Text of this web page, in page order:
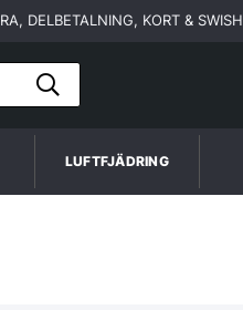
DELBETALNING, KORT & SWISH
LUFTFJÄDRING